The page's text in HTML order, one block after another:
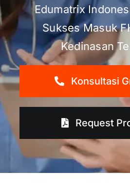
Edumatrix
Sukses Masuk
Kedinasan
Konsultasi
Request